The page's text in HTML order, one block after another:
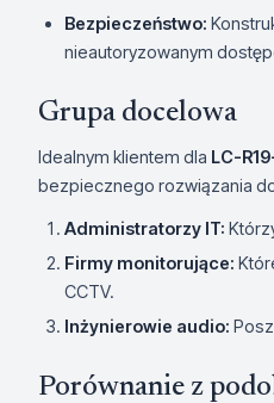
Bezpieczeństwo:
nieautoryzowanym
Grupa docelowa
Idealnym klientem dla LC-
bezpiecznego rozwiązania
Administratorzy IT:
Firmy monitorujące:
CCTV.
Inżynierowie audio:
Porównanie z